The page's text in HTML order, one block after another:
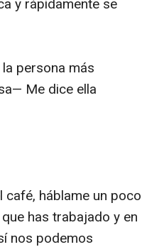
y rápidamente se
persona más
Me dice ella
háblame un poco
has trabajado y en
nos podemos